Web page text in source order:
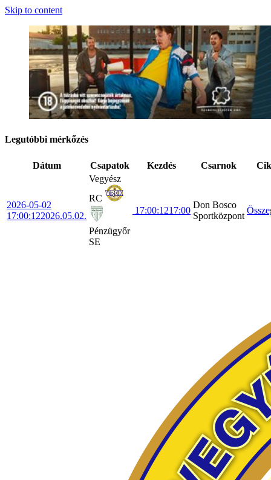
Skip to content
Legutóbbi mérkőzés
Dátum Csapatok Kezdés Csarnok
2026-05-02
17:00:122026.05.02.
Vegyész
RC
Pénzügyőr
SE
17:00:1217:00
Don Bosco
Sportközpont